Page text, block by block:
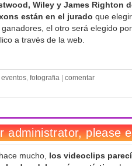
Wiley y James Righton
están en el jurado que
ganadores, el otro será elegido
a través de la web.
eventos, fotografia
comentar
mucho,
los videoclips